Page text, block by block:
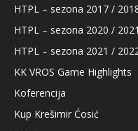
HTPL – sezona 2017 /
HTPL – sezona 2020 / 2021
HTPL – sezona 2021 /
KK VROS Game Highlights
Koferencija
Kup Krešimir Ćosić